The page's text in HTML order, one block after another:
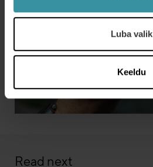
Luba valik
Keeldu
Read next